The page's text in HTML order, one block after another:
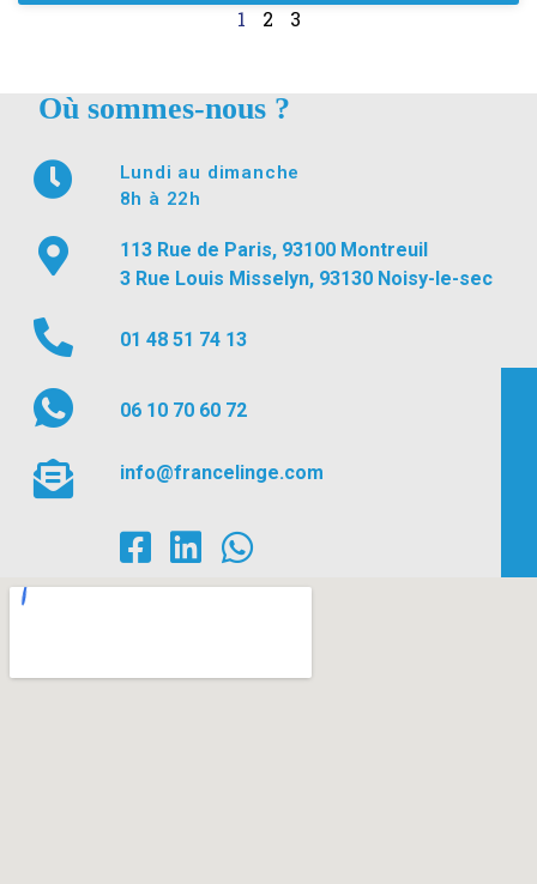
1 2 3
Où sommes-nous ?
Lundi au dimanche
8h à 22h
113 Rue de Paris, 93100 Montreuil
3 Rue Louis Misselyn, 93130 Noisy-le-sec
01 48 51 74 13
06 10 70 60 72
info@francelinge.com